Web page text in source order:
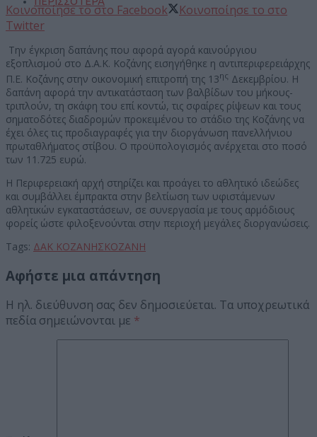
Κοινοποίησε το στο Facebook
Κοινοποίησε το στο
Twitter
Την έγκριση δαπάνης που αφορά αγορά καινούργιου
εξοπλισμού στο Δ.Α.Κ. Κοζάνης εισηγήθηκε η αντιπεριφερειάρχης
Π.Ε. Κοζάνης στην οικονομική επιτροπή της 13ης Δεκεμβρίου. Η
δαπάνη αφορά την αντικατάσταση των βαλβίδων του μήκους-
τριπλούν, τη σκάφη του επί κοντώ, τις σφαίρες ρίψεων και τους
σηματοδότες διαδρομών προκειμένου το στάδιο της Κοζάνης να
έχει όλες τις προδιαγραφές για την διοργάνωση πανελλήνιου
πρωταθλήματος στίβου. Ο προϋπολογισμός ανέρχεται στο ποσό
των 11.725 ευρώ.
Η Περιφερειακή αρχή στηρίζει και προάγει το αθλητικό ιδεώδες
και συμβάλλει έμπρακτα στην βελτίωση των υφιστάμενων
αθλητικών εγκαταστάσεων, σε συνεργασία με τους αρμόδιους
φορείς ώστε φιλοξενούνται στην περιοχή μεγάλες διοργανώσεις.
Tags: ΔΑΚ ΚΟΖΑΝΗΣΚΟΖΑΝΗ
Αφήστε μια απάντηση
Η ηλ. διεύθυνση σας δεν δημοσιεύεται. Τα υποχρεωτικά
πεδία σημειώνονται με *